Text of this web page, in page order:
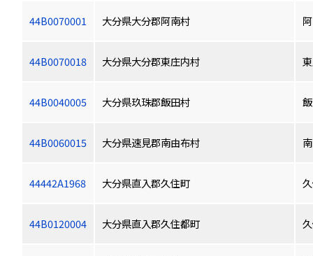
44B0070001 大分県大分郡阿南村
44B0070018 大分県大分郡東庄内村
44B0040005 大分県玖珠郡飯田村
44B0060015 大分県速見郡南由布村
44442A1968 大分県直入郡久住町
44B0120004 大分県直入郡久住都町